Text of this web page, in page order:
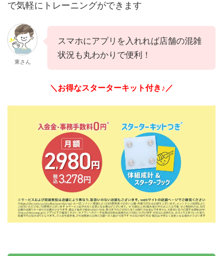
で気軽にトレーニングができます
東さん
スマホにアプリを入れれば店舗の混雑
状況も丸わかりで便利！
＼お得なスターターキット付き♪／